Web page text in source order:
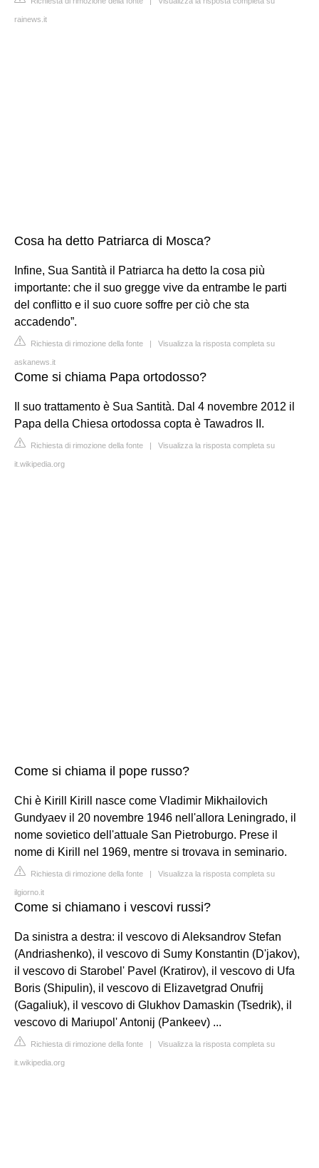
rainews.it
Cosa ha detto Patriarca di Mosca?
Infine, Sua Santità il Patriarca ha detto la cosa più
importante: che il suo gregge vive da entrambe le parti
del conflitto e il suo cuore soffre per ciò che sta
accadendo”.
Richiesta di rimozione della fonte | Visualizza la risposta completa su
askanews.it
Come si chiama Papa ortodosso?
Il suo trattamento è Sua Santità. Dal 4 novembre 2012 il
Papa della Chiesa ortodossa copta è Tawadros II.
Richiesta di rimozione della fonte | Visualizza la risposta completa su
it.wikipedia.org
Come si chiama il pope russo?
Chi è Kirill Kirill nasce come Vladimir Mikhailovich
Gundyaev il 20 novembre 1946 nell'allora Leningrado, il
nome sovietico dell'attuale San Pietroburgo. Prese il
nome di Kirill nel 1969, mentre si trovava in seminario.
Richiesta di rimozione della fonte | Visualizza la risposta completa su
ilgiorno.it
Come si chiamano i vescovi russi?
Da sinistra a destra: il vescovo di Aleksandrov Stefan
(Andriashenko), il vescovo di Sumy Konstantin (D'jakov),
il vescovo di Starobel' Pavel (Kratirov), il vescovo di Ufa
Boris (Shipulin), il vescovo di Elizavetgrad Onufrij
(Gagaliuk), il vescovo di Glukhov Damaskin (Tsedrik), il
vescovo di Mariupol' Antonij (Pankeev) ...
Richiesta di rimozione della fonte | Visualizza la risposta completa su
it.wikipedia.org